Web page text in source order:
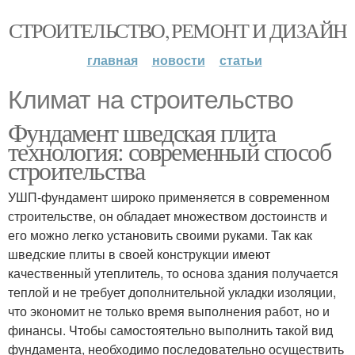
СТРОИТЕЛЬСТВО, РЕМОНТ И ДИЗАЙН
главная новости статьи
Климат на строительство
Фундамент шведская плита
технология: современный способ
строительства
УШП-фундамент широко применяется в современном
строительстве, он обладает множеством достоинств и
его можно легко установить своими руками. Так как
шведские плиты в своей конструкции имеют
качественный утеплитель, то основа здания получается
теплой и не требует дополнительной укладки изоляции,
что экономит не только время выполнения работ, но и
финансы. Чтобы самостоятельно выполнить такой вид
фундамента, необходимо последовательно осуществить